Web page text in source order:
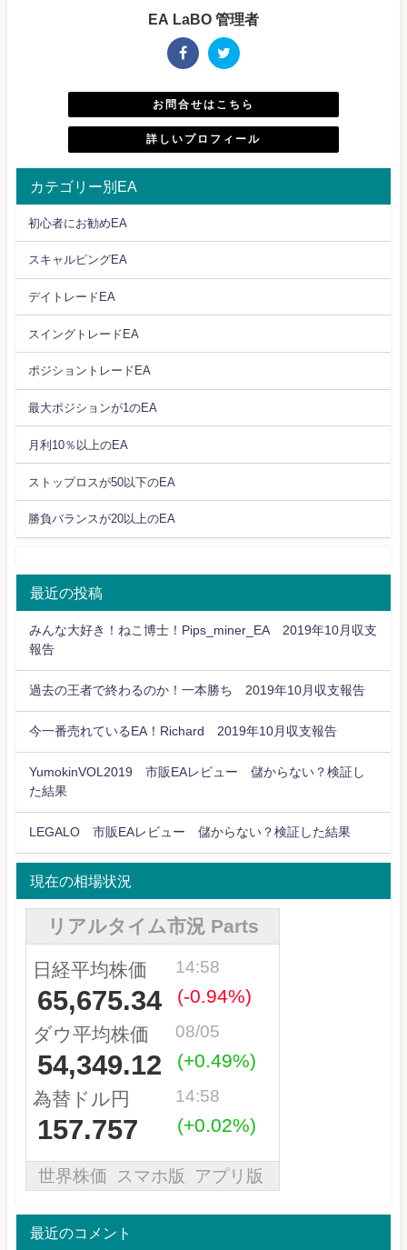
EA LaBO 管理者
お問合せはこちら
詳しいプロフィール
カテゴリー別EA
初心者にお勧めEA
スキャルピングEA
デイトレードEA
スイングトレードEA
ポジショントレードEA
最大ポジションが1のEA
月利10％以上のEA
ストップロスが50以下のEA
勝負バランスが20以上のEA
最近の投稿
みんな大好き！ねこ博士！Pips_miner_EA 2019年10月収支
報告
過去の王者で終わるのか！一本勝ち 2019年10月収支報告
今一番売れているEA！Richard 2019年10月収支報告
YumokinVOL2019 市販EAレビュー 儲からない？検証し
た結果
LEGALO 市販EAレビュー 儲からない？検証した結果
現在の相場状況
最近のコメント